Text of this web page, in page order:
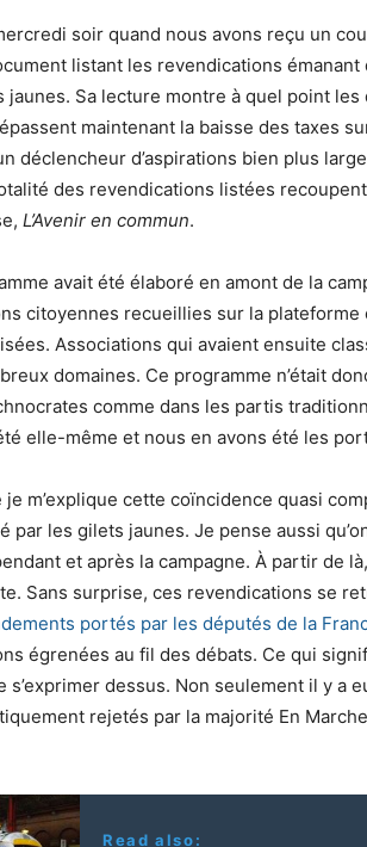
soir quand nous avons reçu un
listant les revendications
jaunes. Sa lecture montre à quel point
maintenant la baisse des taxes
déclencheur d’aspirations bien plus
des revendications listées
L’Avenir en commun.
avait été élaboré en amont de la
citoyennes recueillies sur la plateforme
Associations qui avaient ensuite
domaines. Ce programme n’était
comme dans les partis
elle-même et nous en avons été les
je m’explique cette coïncidence quasi
par les gilets jaunes. Je pense aussi
et après la campagne. À partir de
Sans surprise, ces revendications se
portés par les députés de la
égrenées au fil des débats. Ce qui
s’exprimer dessus. Non seulement il y a
rejetés par la majorité En
Read also: